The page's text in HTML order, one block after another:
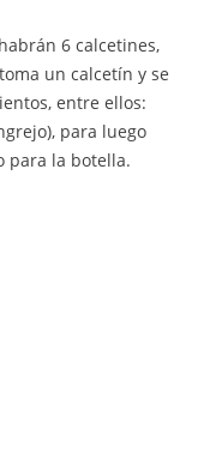
6 calcetines,
un calcetín y se
entre ellos:
para luego
para la botella.